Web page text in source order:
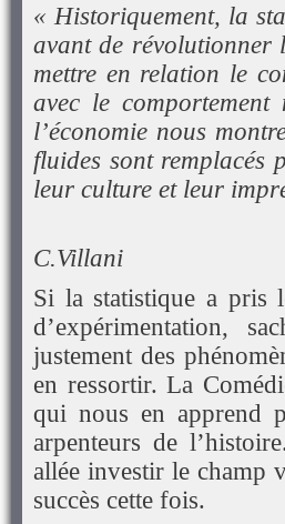
« Historiquement, la
avant de révolutionner
mettre en relation le
avec le comportement
l’économie nous
fluides sont remplacés
leur culture et leur
C.Villani
Si la statistique a pris
d’expérimentation,
justement des
en ressortir. La
qui nous en apprend
arpenteurs de
allée investir le champ
succès cette fois.